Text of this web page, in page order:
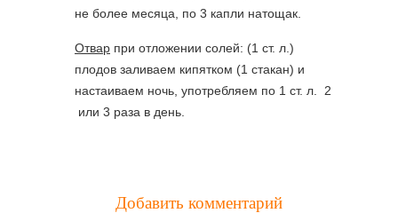
не более месяца, по 3 капли натощак.
Отвар при отложении солей: (1 ст. л.)
плодов заливаем кипятком (1 стакан) и
настаиваем ночь, употребляем по 1 ст. л. 2
или 3 раза в день.
Добавить комментарий